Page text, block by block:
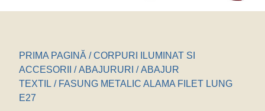
PRIMA PAGINĂ /CORPURI ILUMINAT SI
ACCESORII
/ABAJURURI /ABAJUR
TEXTIL / FASUNG METALIC ALAMA FILET LUNG
E27